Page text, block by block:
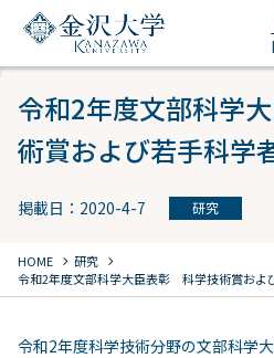
令和2年度文部科学
術賞および若手科学
掲載日：2020-4-7 研究
HOME chevron_right 研究 chevron_right
令和2年度文部科学大臣表彰 科学技術賞およ
令和2年度科学技術分野の文部科学